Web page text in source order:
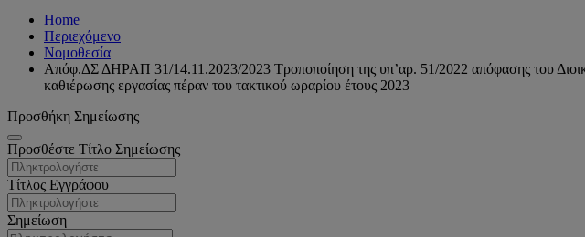
Home
Περιεχόμενο
Νομοθεσία
Απόφ.ΔΣ ΔΗΡΑΠ 31/14.11.2023/2023 Τροποποίηση της υπ’αρ. 51/2022 απόφασης του
καθιέρωσης εργασίας πέραν του τακτικού ωραρίου έτους 2023
Προσθήκη Σημείωσης
Προσθέστε Τίτλο Σημείωσης
Τίτλος Εγγράφου
Σημείωση